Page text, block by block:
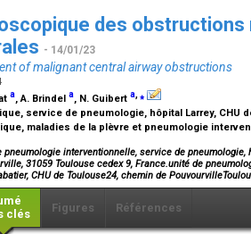
des obstructions
- 14/01/23
of malignant central airway obstructions
a, A. Brindel a, N. Guibert a,⁎
service de pneumologie, hôpital Larrey, CHU
maladies de la plèvre et pneumologie
interventionnelle, service de pneumologie,
31059 Toulouse cedex 9, France.unité de
CHU de Toulouse24, chemin de
clés
Figures Références